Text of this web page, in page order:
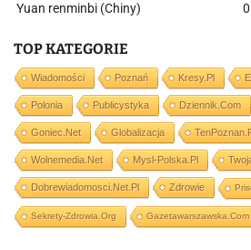
Yuan renminbi (Chiny)
TOP KATEGORIE
Wiadomości Poznań Kresy.pl
Polonia Publicystyka Dziennik.com
Goniec.net Globalizacja
Wolnemedia.net Mysl-Polska.pl
Dobrewiadomosci.net.pl Zdrowie
Sekrety-Zdrowia.org Gazetawarszawska.com